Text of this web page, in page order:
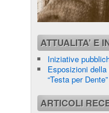
ATTUALITA’ E
Iniziative
Esposizioni
“Testa per Dente”
ARTICOLI